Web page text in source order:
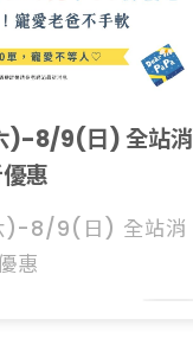
)-8/9(日) 全站消
惠
)-8/9(日) 全站消
惠